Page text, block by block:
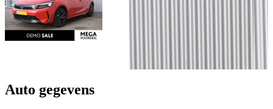
Auto gegevens